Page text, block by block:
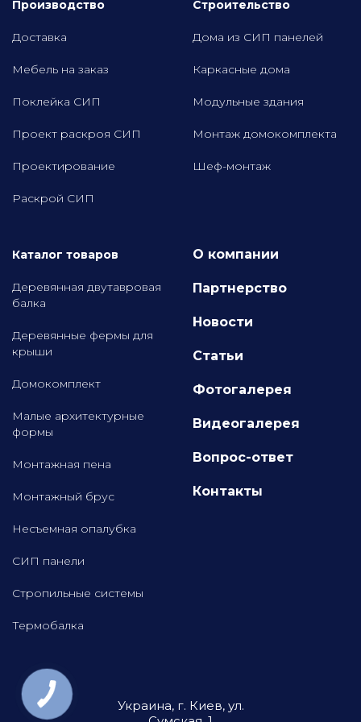
Производство
Доставка
Мебель на заказ
Поклейка СИП
Проект раскроя СИП
Проектирование
Раскрой СИП
Строительство
Дома из СИП панелей
Каркасные дома
Модульные здания
Монтаж домокомплекта
Шеф-монтаж
Каталог товаров
Деревянная двутавровая
балка
Деревянные фермы для
крыши
Домокомплект
Малые архитектурные
формы
Монтажная пена
Монтажный брус
Несъемная опалубка
СИП панели
Стропильные системы
Термобалка
О компании
Партнерство
Новости
Статьи
Фотогалерея
Видеогалерея
Вопрос-ответ
Контакты
Украина, г. Киев, ул.